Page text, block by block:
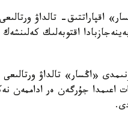
اقپاراتتىق- تالداۋ
اقتوبەلىك
«اڭسار» تالداۋ
تۇرادى. 16 جاسىندا جات اعىمدا